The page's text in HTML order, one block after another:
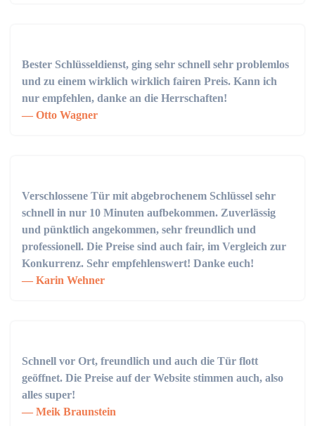
Bester Schlüsseldienst, ging sehr schnell sehr problemlos
und zu einem wirklich wirklich fairen Preis. Kann ich
nur empfehlen, danke an die Herrschaften!
Otto Wagner
Verschlossene Tür mit abgebrochenem Schlüssel sehr
schnell in nur 10 Minuten aufbekommen. Zuverlässig
und pünktlich angekommen, sehr freundlich und
professionell. Die Preise sind auch fair, im Vergleich zur
Konkurrenz. Sehr empfehlenswert! Danke euch!
Karin Wehner
Schnell vor Ort, freundlich und auch die Tür flott
geöffnet. Die Preise auf der Website stimmen auch, also
alles super!
Meik Braunstein